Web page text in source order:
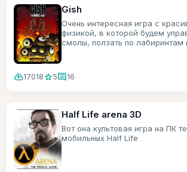
Gish
Очень интересная игра с
физикой, в которой будем
смолы, ползать по
cloud_download17018 star5comment16
Half Life arena 3D
Вот она культовая игра на ПК
мобильных Half Life